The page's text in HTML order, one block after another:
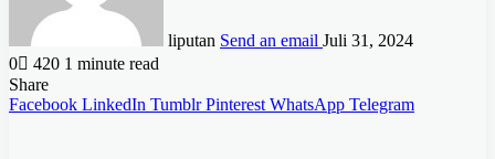
liputan Send an email Juli 31, 2024
0
420 1 minute read
Share
Facebook LinkedIn Tumblr Pinterest WhatsApp Telegram